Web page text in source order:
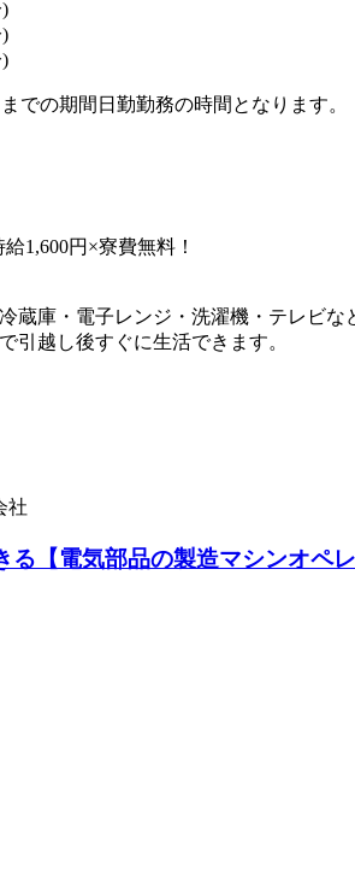
での期間日勤勤務の時間となります。
1,600円×寮費無料！
蔵庫・電子レンジ・洗濯機・テレビな
引越し後すぐに生活できます。
社
る【電気部品の製造マシンオ